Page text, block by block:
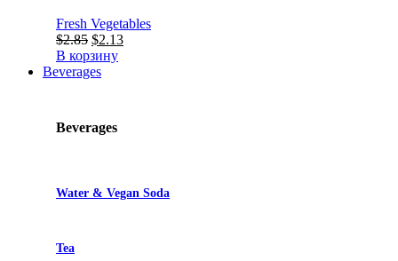
Fresh Vegetables
$2.85 Первоначальная
цена
составляла
$2.13Текущая
В корзину
Beverages
Beverages
Water & Vegan Soda
Tea